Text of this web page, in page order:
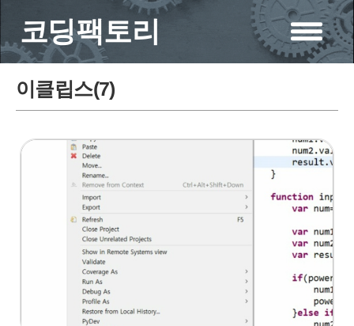
코딩팩토리
이클립스(7)